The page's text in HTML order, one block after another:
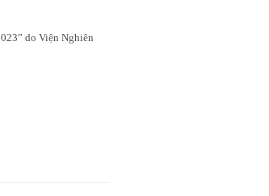
do Viện Nghiên